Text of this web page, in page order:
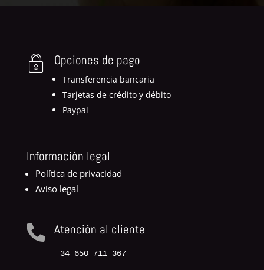
Opciones de pago
Transferencia bancaria
Tarjetas de crédito y débito
Paypal
Información legal
Política de privacidad
Aviso legal
 Atención al cliente
34 650 711 367